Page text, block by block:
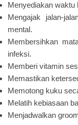
Menyediakan waktu
Mengajak jalan-
mental.
Membersihkan
infeksi.
Memberi vitamin
Memastikan
Memotong kuku
Melatih kebiasaan
Menjadwalkan